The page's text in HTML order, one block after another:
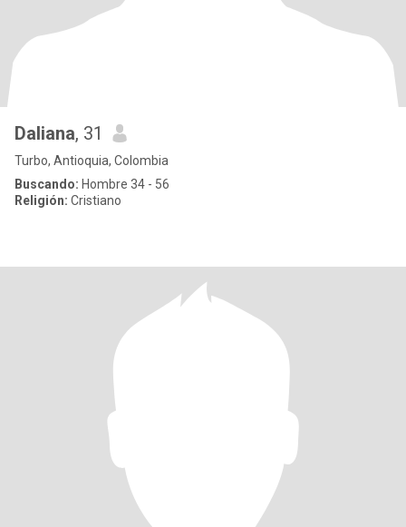
Daliana, 31
Turbo, Antioquia, Colombia
Buscando: Hombre 34 - 56
Religión: Cristiano